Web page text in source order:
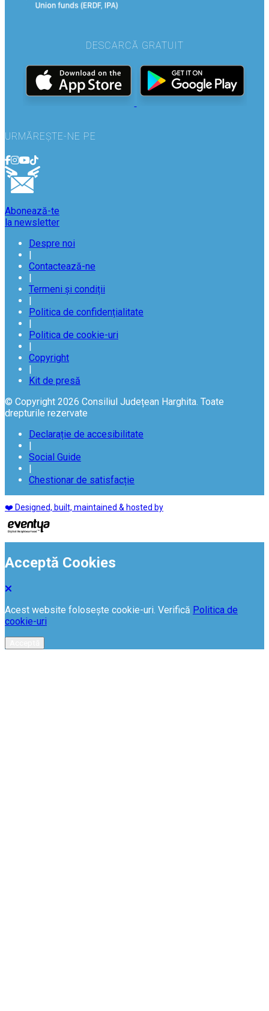
DESCARCĂ GRATUIT
URMĂREȘTE-NE PE
Abonează-te
la newsletter
Despre noi
Contactează-ne
Termeni și condiții
Politica de confidențialitate
Politica de cookie-uri
Copyright
Kit de presă
© Copyright 2026 Consiliul Județean Harghita. Toate
drepturile rezervate
Declarație de accesibilitate
Social Guide
Chestionar de satisfacție
❤️ Designed, built, maintained & hosted by
Acceptă Cookies
Acest website folosește cookie-uri. Verifică Politica de
cookie-uri